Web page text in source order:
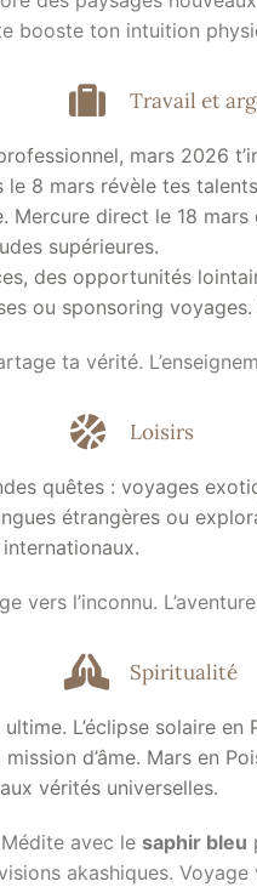
booste ton intuition
Travail et
mars 2026
le 8 mars révèle tes
Mercure direct le 18
supérieures.
des opportunités
ou sponsoring
ta vérité.
Loisirs
quêtes : voyages
étrangères ou
internationaux.
vers l’inconnu.
Spiritualité
L’éclipse solaire
d’âme. Mars en
vérités universelles.
avec lesaphir bleu
akashiques. Voyage